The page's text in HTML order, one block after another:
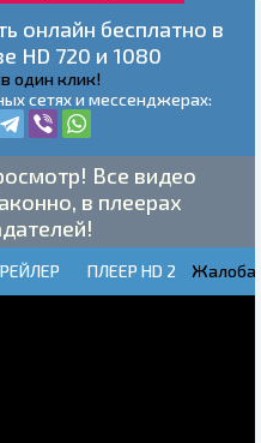
онлайн бесплатно в
HD 720 и 1080
один клик!
сетях и мессенджерах:
Все видео
в плеерах
ПЛЕЕР HD 2 Жалоба!